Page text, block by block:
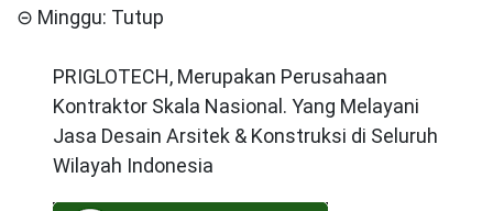
⊝ Minggu: Tutup
PRIGLOTECH, Merupakan Perusahaan
Kontraktor Skala Nasional. Yang Melayani
Jasa Desain Arsitek & Konstruksi di Seluruh
Wilayah Indonesia